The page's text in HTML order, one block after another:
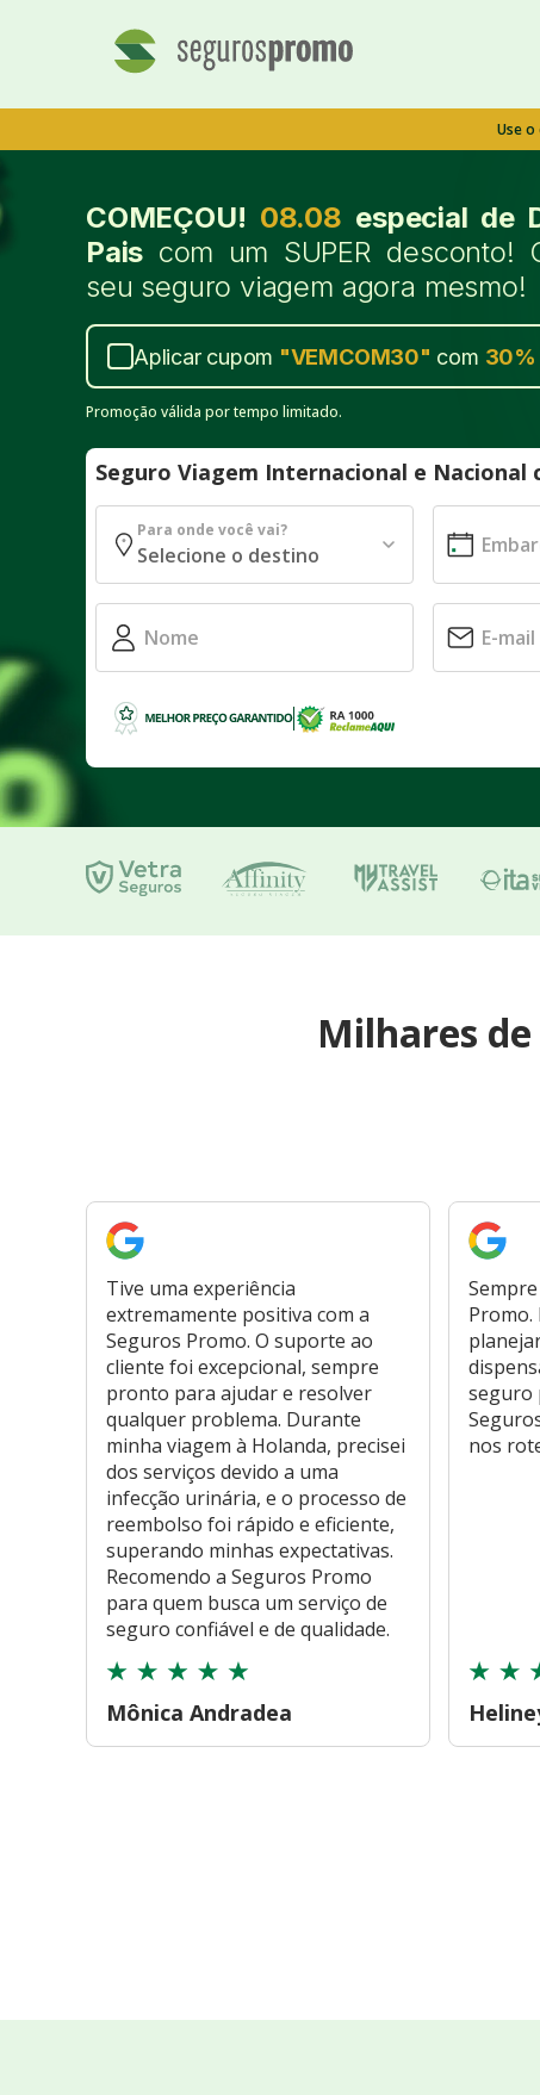
Use
COMEÇOU! 08.08 especial de
Pais com um SUPER desconto!
seu seguro viagem agora mesmo!
Aplicar cupom "VEMCOM30" com 30%
Promoção válida por tempo limitado.
Seguro Viagem Internacional e Nacional
Para onde você vai?
Milhares
Tive uma experiência
extremamente positiva com a
Seguros Promo. O suporte ao
cliente foi excepcional, sempre
pronto para ajudar e resolver
qualquer problema. Durante
minha viagem à Holanda, precisei
dos serviços devido a uma
infecção urinária, e o processo de
reembolso foi rápido e eficiente,
superando minhas expectativas.
Recomendo a Seguros Promo
para quem busca um serviço de
seguro confiável e de qualidade.
Mônica Andradea
Promo.
seguro
nos